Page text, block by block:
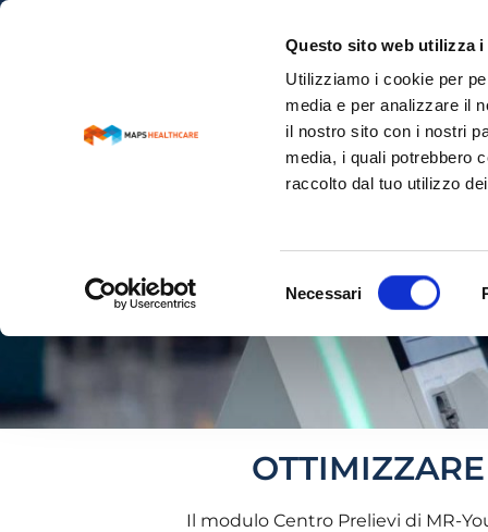
Questo sito web utilizza i
Utilizziamo i cookie per
media e per analizzare il
il nostro sito con i nostri
media, i quali potrebbero
raccolto dal tuo utilizzo
del
Necessari
CENTRO PRELIEVI
Il modulo Centro Prelievi di MR-